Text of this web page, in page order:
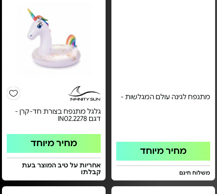
מתנפח לגינה עולם המגלשות -
מחיר מיוחד
משלוח חינם
גלגל מתנפח בצורת חד-קרן -
דגם IN02.2278
מחיר מיוחד
אחריות על טיב המוצר בעת
קבלתו